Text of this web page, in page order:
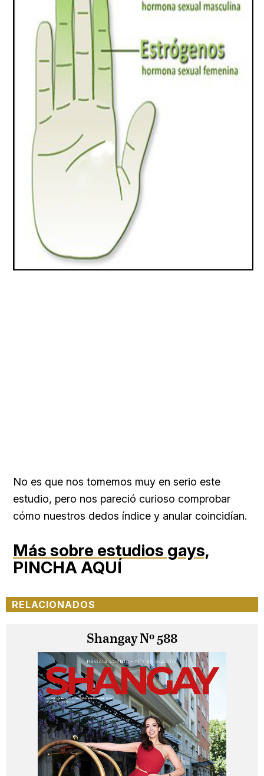
No es que nos tomemos muy en serio este
estudio, pero nos pareció curioso comprobar
cómo nuestros dedos índice y anular coincidían.
Más sobre estudios gays,
PINCHA AQUÍ
RELACIONADOS
Shangay Nº 588